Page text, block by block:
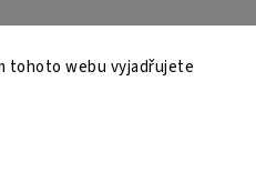
tohoto webu vyjadřujete